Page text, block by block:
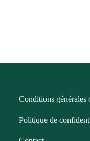
Conditions générales
Politique de